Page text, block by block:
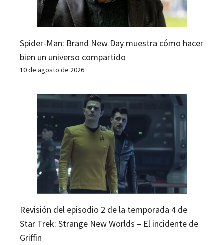
Spider-Man: Brand New Day muestra cómo hacer
bien un universo compartido
10 de agosto de 2026
Revisión del episodio 2 de la temporada 4 de
Star Trek: Strange New Worlds – El incidente de
Griffin